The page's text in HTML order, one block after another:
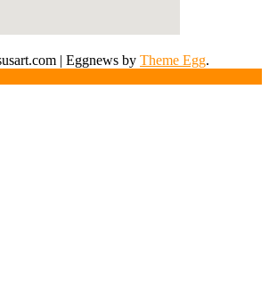
| Eggnews by Theme Egg.